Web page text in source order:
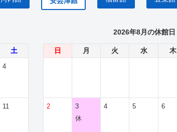
土
4
11
2026年8月の休館日
日 月 火 水 木
2
3
休
4 5 6